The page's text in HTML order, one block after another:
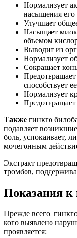
Нормализует
насыщения
Улучшает
Насыщает
объемом
Выводит из
Нормализует
Сокращает
способствует
Нормализует
Предотвращает
Также гинкго
подавляет
боль, успокаивает,
мочегонным
Экстракт
тромбов,
Показания
Прежде всего,
кого выявлено
проявляется: